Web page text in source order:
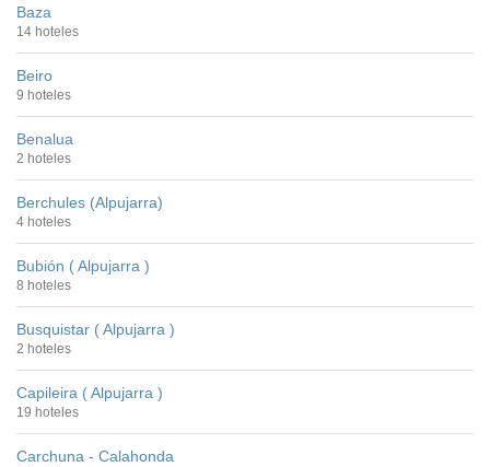
Baza
14 hoteles
Beiro
9 hoteles
Benalua
2 hoteles
Berchules (Alpujarra)
4 hoteles
Bubión ( Alpujarra )
8 hoteles
Busquistar ( Alpujarra )
2 hoteles
Capileira ( Alpujarra )
19 hoteles
Carchuna - Calahonda